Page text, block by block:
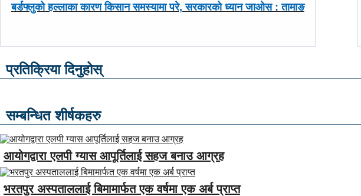
पछिल्लाे
बर्डफ्लुको हल्लाका कारण किसान समस्यामा परे, सरकारको ध्यान जाओस : तामाङ
प्रतिक्रिया दिनुहोस्
सम्बन्धित शीर्षकहरु
आयोगद्वारा एलपी ग्यास आपूर्तिलाई सहज बनाउ आग्रह
भरतपुर अस्पताललाई बिमामार्फत एक वर्षमा एक अर्ब प्राप्त